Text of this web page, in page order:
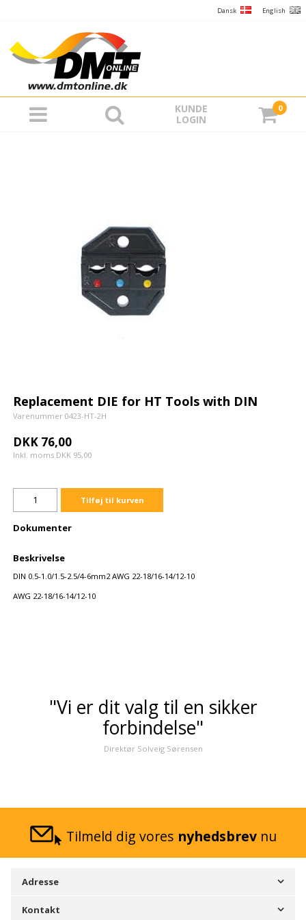
Dansk English
KUNDE
LOGIN
0
Replacement DIE for HT Tools with DIN
Varenummer 0423-HT-2H
DKK 76,00
Inkl. moms DKK 95,00
Tilføj til kurven
Dokumenter
Beskrivelse
DIN 0.5-1.0/1.5-2.5/4-6mm2 AWG 22-18/16-14/12-10
AWG 22-18/16-14/12-10
"Vi er dit valg til en sikker
forbindelse"
Direktør Solveig Sørensen
Tilmeld dig vores nyhedsbrev nu
Adresse
Kontakt